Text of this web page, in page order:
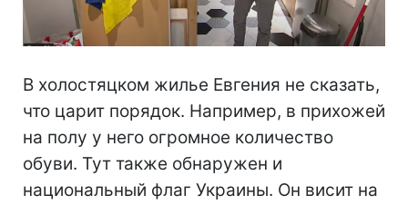
В холостяцком жилье Евгения не сказать,
что царит порядок. Например, в прихожей
на полу у него огромное количество
обуви. Тут также обнаружен и
национальный флаг Украины. Он висит на